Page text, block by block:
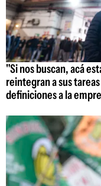
"Si nos buscan, acá
reintegran a sus
definiciones a la